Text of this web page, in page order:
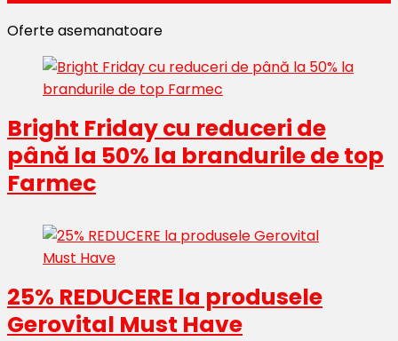
Oferte asemanatoare
Bright Friday cu reduceri de
până la 50% la brandurile de top
Farmec
25% REDUCERE la produsele
Gerovital Must Have